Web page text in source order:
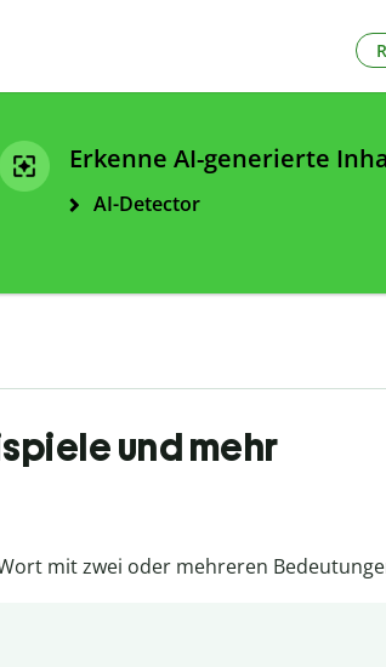
Erkenne AI-generierte
AI-Detector
und mehr
mit zwei oder mehreren